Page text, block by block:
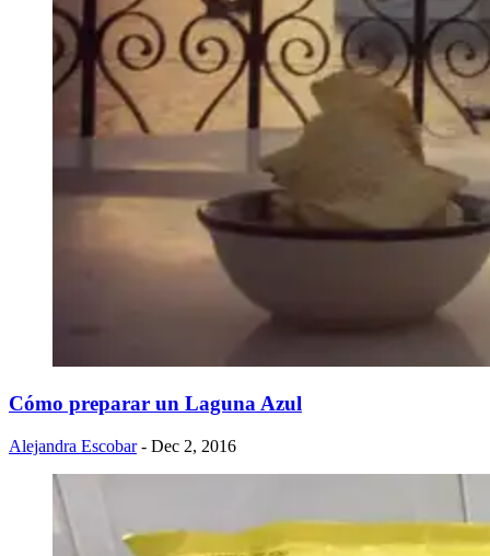
Cómo preparar un Laguna Azul
Alejandra Escobar - Dec 2, 2016